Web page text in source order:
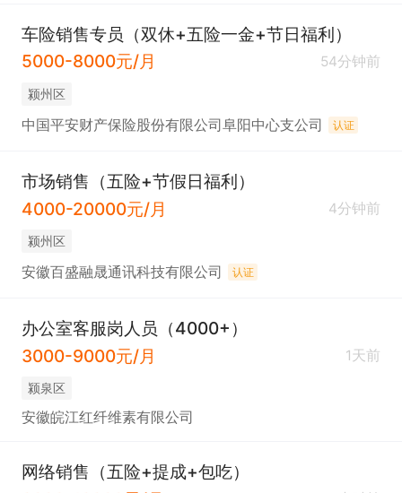
车险销售专员（双休+五险一金+节日福利）
5000-8000元/月
54分钟前
颍州区
中国平安财产保险股份有限公司阜阳中心支公司 认证
市场销售（五险+节假日福利）
4000-20000元/月
4分钟前
颍州区
安徽百盛融晟通讯科技有限公司 认证
办公室客服岗人员（4000+）
3000-9000元/月
1天前
颍泉区
安徽皖江红纤维素有限公司
网络销售（五险+提成+包吃）